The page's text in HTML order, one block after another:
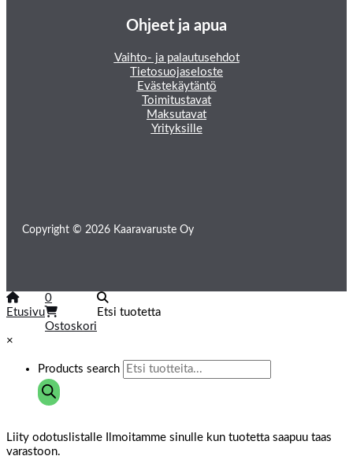
Ohjeet ja apua
Vaihto- ja palautusehdot
Tietosuojaseloste
Evästekäytäntö
Toimitustavat
Maksutavat
Yrityksille
Copyright © 2026 Kaaravaruste Oy
Etusivu
0
Ostoskori
Etsi tuotetta
×
Products search
Liity odotuslistalle
Ilmoitamme sinulle kun tuotetta saapuu taas
varastoon.